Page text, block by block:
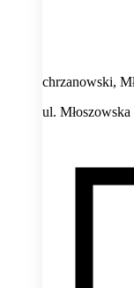
chrzanowski,
ul. Młoszowska